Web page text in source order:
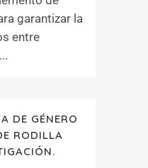
garantizar la
entre
DE GÉNERO
RODILLA